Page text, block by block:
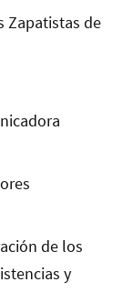
Zapatistas de
de los
y